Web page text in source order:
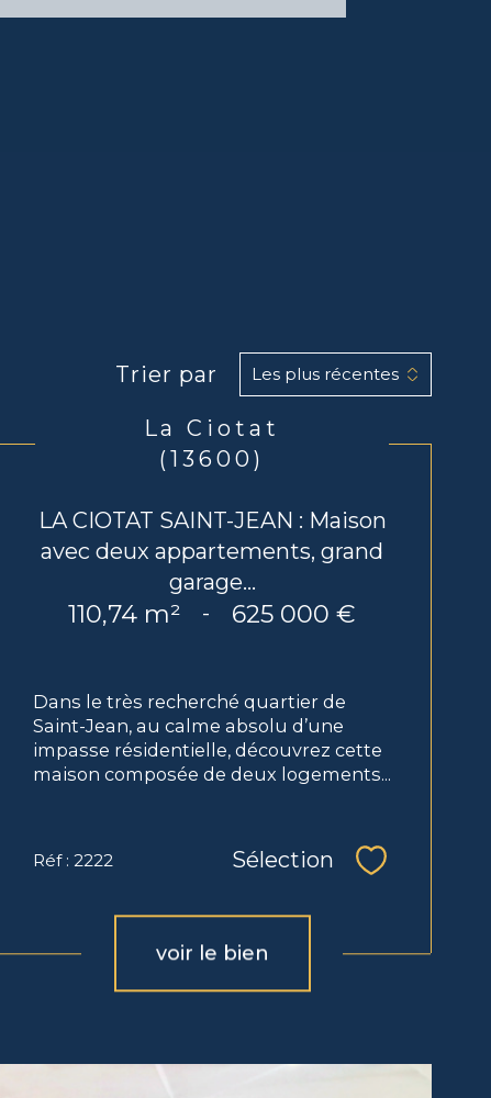
Trier par Les plus récentes
La Ciotat
(13600)
LA CIOTAT SAINT-JEAN : Maison
avec deux appartements, grand
garage...
110,74 m² - 625 000 €
Dans le très recherché quartier de
Saint-Jean, au calme absolu d’une
impasse résidentielle, découvrez cette
maison composée de deux logements...
Réf : 2222 Sélection
voir le bien